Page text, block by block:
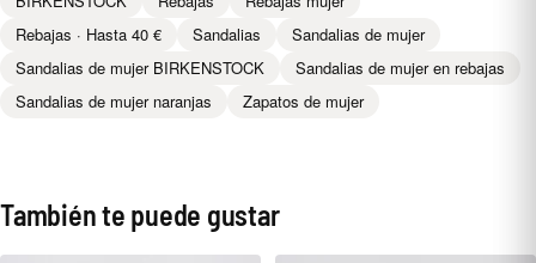
Rebajas · Hasta 40 €
Sandalias
Sandalias de mujer
Sandalias de mujer BIRKENSTOCK
Sandalias de mujer en rebajas
Sandalias de mujer naranjas
Zapatos de mujer
También te puede gustar